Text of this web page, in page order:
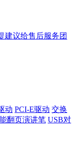
建议给售后服务团
动 PCI-E驱动 交换
翻页演讲笔 USB对